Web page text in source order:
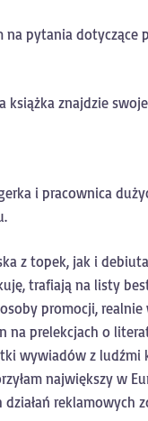
pytania dotyczące
książka znajdzie
i pracownica
z topek, jak i
trafiają na listy
promocji,
na prelekcjach o
wywiadów z ludźmi
największy w
reklamowych